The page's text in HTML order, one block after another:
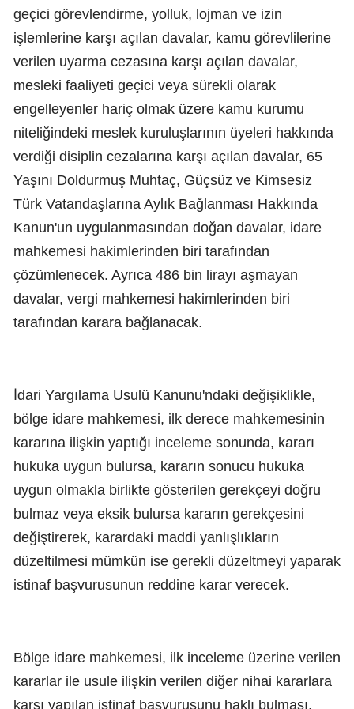
geçici görevlendirme, yolluk, lojman ve izin
işlemlerine karşı açılan davalar, kamu görevlilerine
verilen uyarma cezasına karşı açılan davalar,
mesleki faaliyeti geçici veya sürekli olarak
engelleyenler hariç olmak üzere kamu kurumu
niteliğindeki meslek kuruluşlarının üyeleri hakkında
verdiği disiplin cezalarına karşı açılan davalar, 65
Yaşını Doldurmuş Muhtaç, Güçsüz ve Kimsesiz
Türk Vatandaşlarına Aylık Bağlanması Hakkında
Kanun'un uygulanmasından doğan davalar, idare
mahkemesi hakimlerinden biri tarafından
çözümlenecek. Ayrıca 486 bin lirayı aşmayan
davalar, vergi mahkemesi hakimlerinden biri
tarafından karara bağlanacak.
İdari Yargılama Usulü Kanunu'ndaki değişiklikle,
bölge idare mahkemesi, ilk derece mahkemesinin
kararına ilişkin yaptığı inceleme sonunda, kararı
hukuka uygun bulursa, kararın sonucu hukuka
uygun olmakla birlikte gösterilen gerekçeyi doğru
bulmaz veya eksik bulursa kararın gerekçesini
değiştirerek, karardaki maddi yanlışlıkların
düzeltilmesi mümkün ise gerekli düzeltmeyi yaparak
istinaf başvurusunun reddine karar verecek.
Bölge idare mahkemesi, ilk inceleme üzerine verilen
kararlar ile usule ilişkin verilen diğer nihai kararlara
karşı yapılan istinaf başvurusunu haklı bulması,